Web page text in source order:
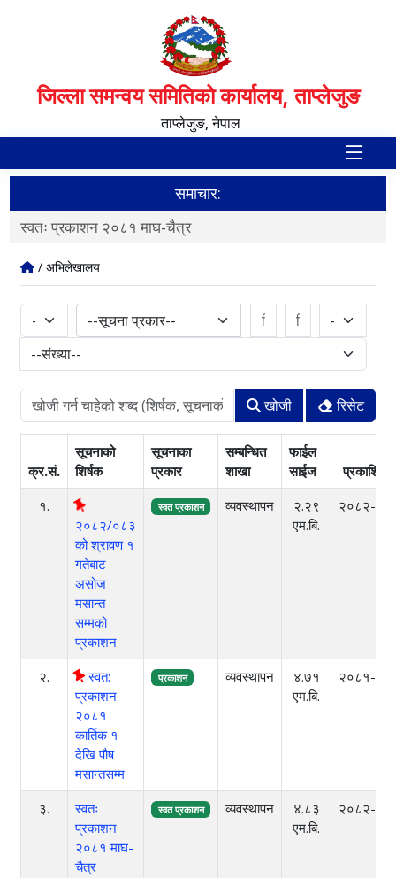
जिल्ला समन्वय समितिको कार्यालय, ताप्लेजुङ
ताप्लेजुङ, नेपाल
समाचार:
स्वतः प्रकाशन २०८१ माघ-चैत्र
/ अभिलेखालय
--सूचना प्रकार--
खोजी रिसेट
क्र.सं.
सूचनाको
शिर्षक
सूचनाका
प्रकार
सम्बन्धित
शाखा
फाईल
साईज
प्रकाशित
१.
२०८२/०८३
को श्रावण १
गतेबाट
असोज
मसान्त
सम्मको
प्रकाशन
स्वत प्रकाशन व्यवस्थापन
२.२९
एम.बि.
२०८२-
२.
स्वत:
प्रकाशन
२०८१
कार्तिक १
देखि पौष
मसान्तसम्म
प्रकाशन व्यवस्थापन
४.७१
एम.बि.
२०८१-
३.
स्वतः
प्रकाशन
२०८१ माघ-
चैत्र
स्वत प्रकाशन व्यवस्थापन
४.८३
एम.बि.
२०८२-